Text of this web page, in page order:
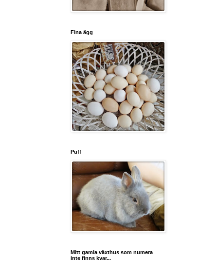
Fina ägg
Puff
Mitt gamla växthus som numera
inte finns kvar...